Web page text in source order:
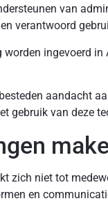
van
verantwoord
ingevoerd in
aandacht
gebruik van deze
zich niet tot
en